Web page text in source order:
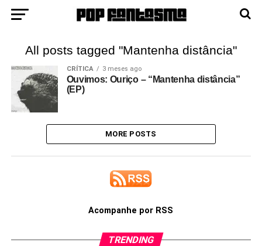
All posts tagged "Mantenha distância"
CRÍTICA 3 meses ago
Ouvimos: Ouriço – “Mantenha distância”
(EP)
MORE POSTS
Acompanhe por RSS
TRENDING